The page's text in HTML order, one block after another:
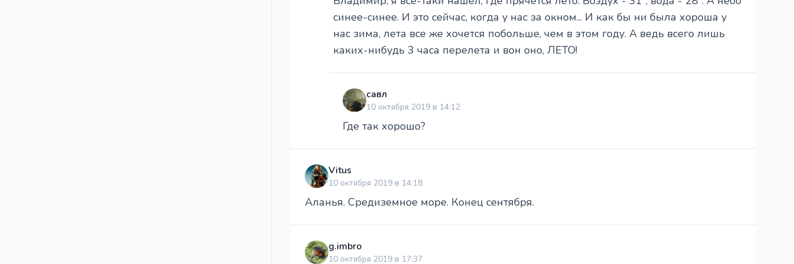
синее-синее. И это сейчас, когда у нас за окном... И как бы ни была хороша у
нас зима, лета все же хочется побольше, чем в этом году. А ведь всего лишь
каких-нибудь 3 часа перелета и вон оно, ЛЕТО!
савл
10 октября 2019 в 14:12
Где так хорошо?
Vitus
10 октября 2019 в 14:18
Аланья. Средиземное море. Конец сентября.
g.imbro
10 октября 2019 в 17:37